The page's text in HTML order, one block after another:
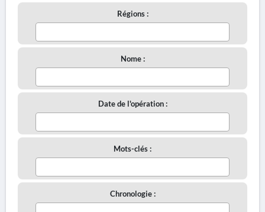
Régions :
Nome :
Date de l'opération :
Mots-clés :
Chronologie :